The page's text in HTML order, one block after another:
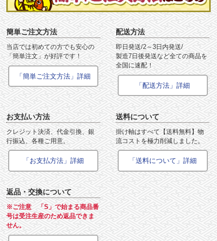
簡単ご注文方法
当店では初めての方でも安心の
「簡単注文」が好評です！
「簡単ご注文方法」詳細
配送方法
即日発送/2～3日内発送/
製造7日後発送など全ての商品を
全国に速配！
「配送方法」詳細
お支払い方法
クレジット決済、代金引換、銀
行振込、各種ご用意。
「お支払方法」詳細
送料について
掛け軸はすべて【送料無料】物
流コストを極力削減しました。
「送料について」詳細
返品・交換について
※ご注意 「S」で始まる商品番
号は受注生産のため返品できま
せん。